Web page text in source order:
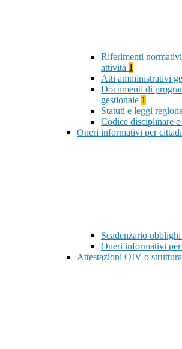
Riferimenti
attività 1
Atti amministrativi
Documenti di
gestionale 1
Statuti e leggi
Codice disciplinare
Oneri informativi per
Scadenzario
Oneri informativi
Attestazioni OIV o